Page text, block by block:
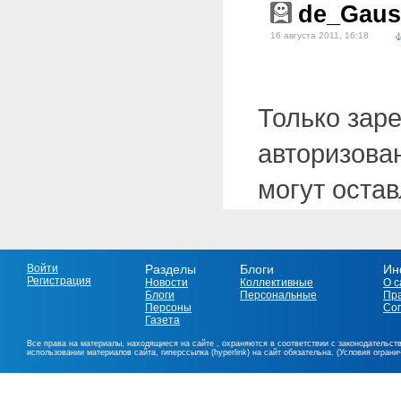
16 августа 2011, 16:18
Только
могут
Войти
Регистрация
Разделы
Новости
Блоги
Персоны
Газета
Блоги
Коллективные
Персональные
О
Все права на материалы, находящиеся на сайте , охраняются в соответствии с
использовании материалов сайта, гиперссылка (hyperlink) на сайт обязательна. (Условия